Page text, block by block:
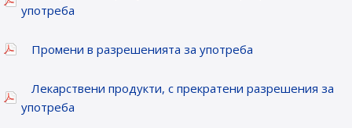
употреба
Промени в разрешенията за употреба
Лекарствени продукти, с прекратени разрешения за
употреба